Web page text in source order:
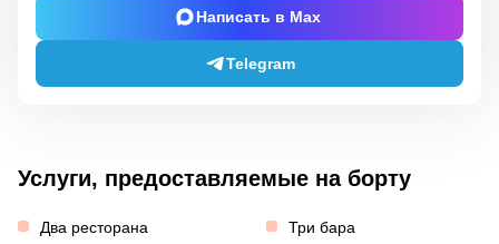
Написать в Max
Telegram
Услуги, предоставляемые на борту
Два ресторана
Три бара